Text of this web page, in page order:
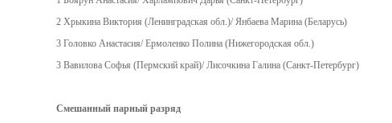
2 Хрыкина Виктория (Ленинградская обл.)/ Янбаева Марина (Беларусь)
3 Головко Анастасия/ Ермоленко Полина (Нижегородская обл.)
3 Вавилова Софья (Пермский край)/ Лисочкина Галина (Санкт-Петербург)
Смешанный парный разряд